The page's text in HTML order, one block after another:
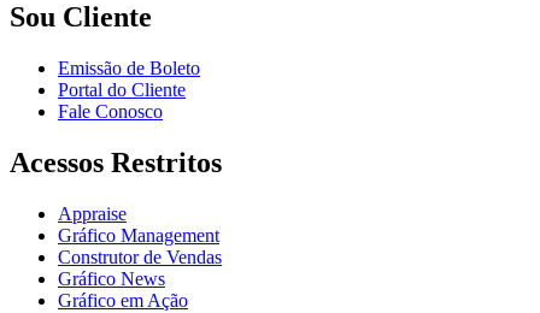
Sou Cliente
Emissão de Boleto
Portal do Cliente
Fale Conosco
Acessos Restritos
Appraise
Gráfico Management
Construtor de Vendas
Gráfico News
Gráfico em Ação